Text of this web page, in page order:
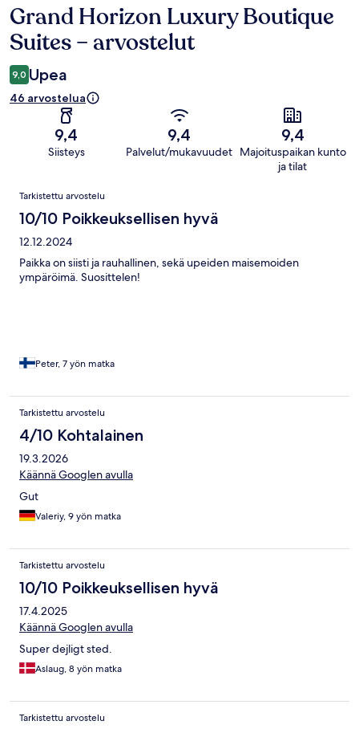
Arvostelut
Grand Horizon Luxury Boutique
Suites – arvostelut
9,0 Upea
46 arvostelua
9,4
Siisteys
9,4
Palvelut/mukavuudet
9,4
Majoituspaikan kunto
ja tilat
Arvostelut
Tarkistettu arvostelu
10/10 Poikkeuksellisen hyvä
12.12.2024
Paikka on siisti ja rauhallinen, sekä upeiden maisemoiden
ympäröimä. Suosittelen!
Peter, 7 yön matka
Tarkistettu arvostelu
4/10 Kohtalainen
19.3.2026
Käännä Googlen avulla
Gut
Valeriy, 9 yön matka
Tarkistettu arvostelu
10/10 Poikkeuksellisen hyvä
17.4.2025
Käännä Googlen avulla
Super dejligt sted.
Aslaug, 8 yön matka
Tarkistettu arvostelu